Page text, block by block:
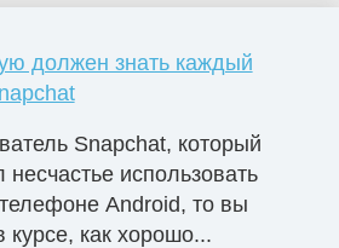
должен знать каждый
Snapchat, который
несчастье использовать
Android, то вы
курсе, как хорошо...